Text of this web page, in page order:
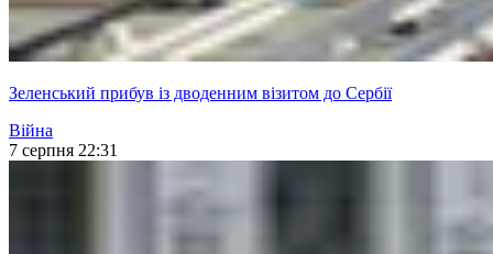
Зеленський прибув із дводенним візитом до Сербії
Війна
7 серпня 22:31